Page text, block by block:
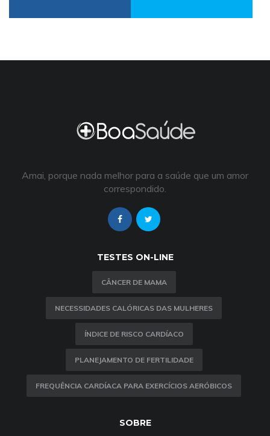
Amai, porque nada melhor para a saúde que um amor
correspondido.
TESTES ON-LINE
CÂNCER DE MAMA
NECESSIDADES CALÓRICAS DAS MULHERES
ÍNDICE DE RISCO CARDÍACO
PLANEJAMENTO DE FERTILIDADE
FREQUÊNCIA CARDÍACA PARA EXERCÍCIOS AERÓBICOS
SOBRE